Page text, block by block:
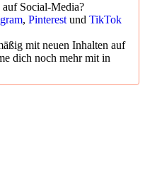
Social-Media?
, Pinterest und TikTok
mit neuen Inhalten auf
dich noch mehr mit in